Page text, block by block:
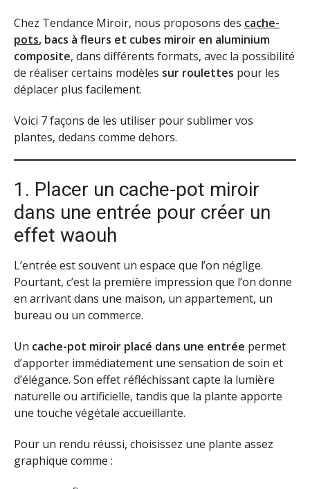
Chez Tendance Miroir, nous proposons des cache-
pots, bacs à fleurs et cubes miroir en aluminium
composite, dans différents formats, avec la possibilité
de réaliser certains modèles sur roulettes pour les
déplacer plus facilement.
Voici 7 façons de les utiliser pour sublimer vos
plantes, dedans comme dehors.
1. Placer un cache-pot miroir
dans une entrée pour créer un
effet waouh
L’entrée est souvent un espace que l’on néglige.
Pourtant, c’est la première impression que l’on donne
en arrivant dans une maison, un appartement, un
bureau ou un commerce.
Un cache-pot miroir placé dans une entrée permet
d’apporter immédiatement une sensation de soin et
d’élégance. Son effet réfléchissant capte la lumière
naturelle ou artificielle, tandis que la plante apporte
une touche végétale accueillante.
Pour un rendu réussi, choisissez une plante assez
graphique comme :